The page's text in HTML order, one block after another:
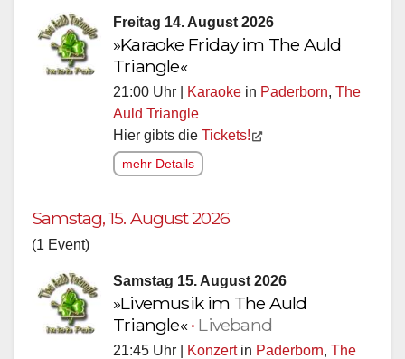
Freitag 14. August 2026
»Karaoke Friday im The Auld
Triangle«
21:00 Uhr | Karaoke in Paderborn, The
Auld Triangle
Hier gibts die Tickets!
mehr Details
Samstag, 15. August 2026
(1 Event)
Samstag 15. August 2026
»Livemusik im The Auld
Triangle«• Liveband
21:45 Uhr | Konzertin Paderborn, The